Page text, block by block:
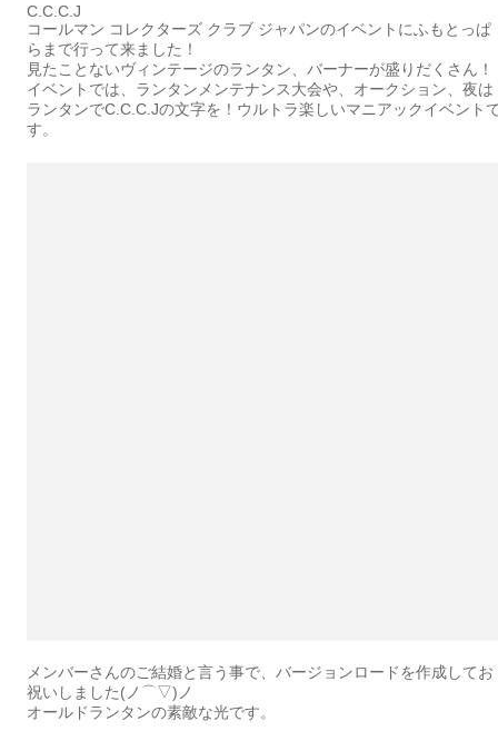
C.C.C.J
コールマン コレクターズ クラブ ジャパンのイベントにふもとっぱ
らまで行って来ました！
見たことないヴィンテージのランタン、バーナーが盛りだくさん！
イベントでは、ランタンメンテナンス大会や、オークション、夜は
ランタンでC.C.C.Jの文字を！ウルトラ楽しいマニアックイベント
す。
メンバーさんのご結婚と言う事で、バージョンロードを作成してお
祝いしました(ノ⌒▽)ノ
オールドランタンの素敵な光です。